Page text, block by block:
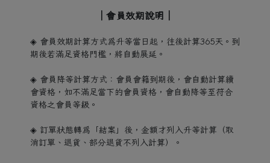
｜會員效期說明｜
◈ 會員效期計算方式為升等當日起，往後計算365天。到
期後若滿足資格門檻，將自動展延。
◈ 會員降等計算方式：會員會籍到期後，會自動計算續
會資格，如不滿足當下的會員資格，會自動降等至符合
資格之會員等級。
◈ 訂單狀態轉為「結案」後，金額才列入升等計算（取
消訂單、退貨、部分退貨不列入計算）。